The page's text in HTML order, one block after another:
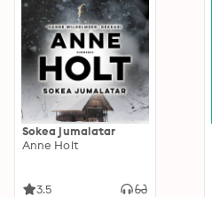
Sokea jumalatar
Anne Holt
3.5